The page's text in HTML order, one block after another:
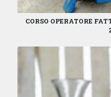
CORSO OPERATORE